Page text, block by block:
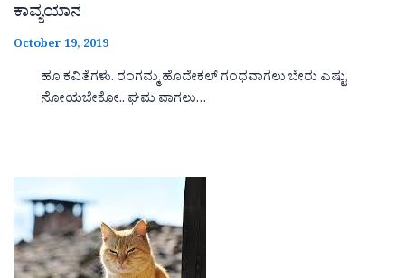
ಕಾವ್ಯಯಾನ
October 19, 2019
ಹೂ ಕವಿತೆಗಳು. ರಂಗಮ್ಮ ಹೊದೇಕಲ್ ಗಂಧವಾಗಲು ಬೇರು ಎಷ್ಟು
ನೋಯಬೇಕೋ.. ಘಮ ವಾಗಲು…